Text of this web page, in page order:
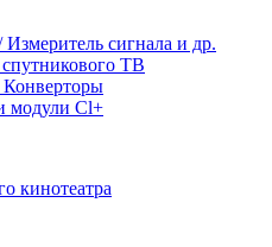
сигнала и др.
ТВ
модули Cl+
кинотеатра